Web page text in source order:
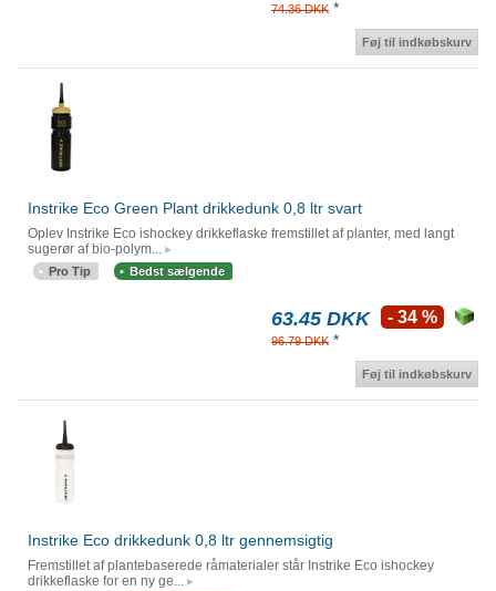
74.36 DKK *
Føj til indkøbskurv
Instrike Eco Green Plant drikkedunk 0,8 ltr svart
Oplev Instrike Eco ishockey drikkeflaske fremstillet af planter, med langt
sugerør af bio-polym...
Pro Tip Bedst sælgende
63.45 DKK
96.79 DKK *
- 34 %
Føj til indkøbskurv
Instrike Eco drikkedunk 0,8 ltr gennemsigtig
Fremstillet af plantebaserede råmaterialer står Instrike Eco ishockey
drikkeflaske for en ny ge...